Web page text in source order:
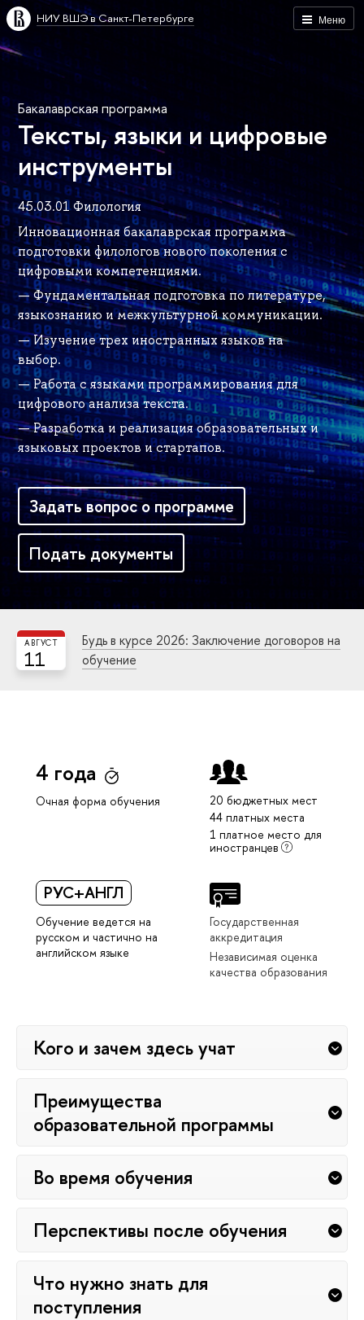
Меню
НИУ ВШЭ в Санкт-Петербурге
Бакалаврская программа
Тексты, языки и цифровые
инструменты
45.03.01 Филология
Инновационная бакалаврская программа
подготовки филологов нового поколения с
цифровыми компетенциями.
— Фундаментальная подготовка по литературе,
языкознанию и межкультурной коммуникации.
— Изучение трех иностранных языков на
выбор.
— Работа с языками программирования для
цифрового анализа текста.
— Разработка и реализация образовательных и
языковых проектов и стартапов.
Задать вопрос о программе
Подать документы
11
АВГУСТ
Будь в курсе 2026: Заключение договоров на
обучение
4 года
Очная форма обучения
20 бюджетных мест
44 платных места
1 платное место для
иностранцев
РУС+АНГЛ
Обучение ведется на
русском и частично на
английском языке
Государственная
аккредитация
Независимая оценка
качества образования
Кого и зачем здесь учат
Преимущества
образовательной программы
Во время обучения
Перспективы после обучения
Что нужно знать для
поступления